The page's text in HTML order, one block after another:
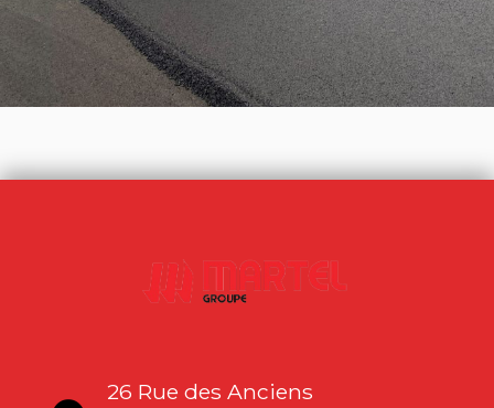
26 Rue des Anciens